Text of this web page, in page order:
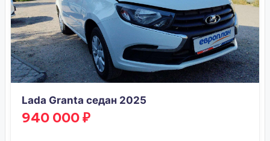
Lada Granta седан 2025
940 000 ₽